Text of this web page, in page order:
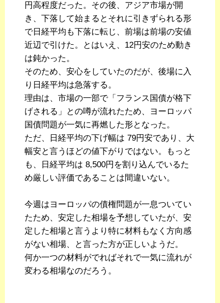
円高程度だった。その後、アジア市場が開
き、下落して始まるとそれに引きずられる形
で日経平均も下落に転じ、前場は前場の安値
近辺で引けた。とはいえ、12円安のため動き
は鈍かった。
そのため、安心をしていたのだが、後場に入
り日経平均は急落する。
理由は、市場の一部で「フランス国債が格下
げされる」との噂が流れたため、ヨーロッパ
国債問題が一気に再燃した形となった。
ただ、日経平均の下げ幅は 79円安であり、大
幅安と言うほどの値下がりではない。もっと
も、日経平均は 8,500円を割り込んでいるた
め厳しい評価であることは間違いない。
今週はヨーロッパの債権問題が一息ついてい
たため、安定した相場を予想していたが、安
定した相場と言うより特に材料もなく方向感
がない相場、と言った方が正しいようだ。
何か一つの材料がでればそれで一気に流れが
変わる相場なのだろう。